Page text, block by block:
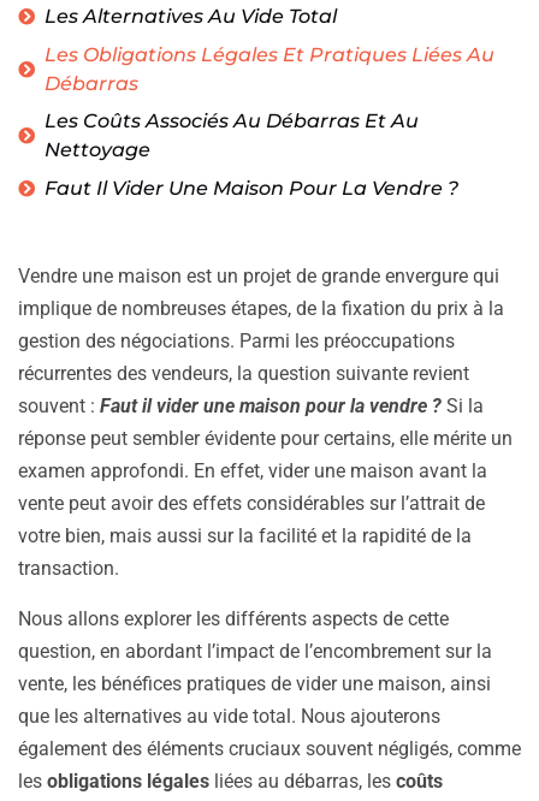
Les Alternatives Au Vide Total
Les Obligations Légales Et Pratiques Liées Au
Débarras
Les Coûts Associés Au Débarras Et Au
Nettoyage
Faut Il Vider Une Maison Pour La Vendre ?
Vendre une maison est un projet de grande envergure qui
implique de nombreuses étapes, de la fixation du prix à la
gestion des négociations. Parmi les préoccupations
récurrentes des vendeurs, la question suivante revient
souvent : Faut il vider une maison pour la vendre ? Si la
réponse peut sembler évidente pour certains, elle mérite un
examen approfondi. En effet, vider une maison avant la
vente peut avoir des effets considérables sur l’attrait de
votre bien, mais aussi sur la facilité et la rapidité de la
transaction.
Nous allons explorer les différents aspects de cette
question, en abordant l’impact de l’encombrement sur la
vente, les bénéfices pratiques de vider une maison, ainsi
que les alternatives au vide total. Nous ajouterons
également des éléments cruciaux souvent négligés, comme
les obligations légales liées au débarras, les coûts